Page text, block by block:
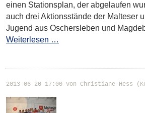
einen Stationsplan, der abgelaufen
auch drei Aktionsstände der Malteser
Jugend aus Oschersleben und
Weiterlesen …
2013-06-20 17:00 von Christiane Hess